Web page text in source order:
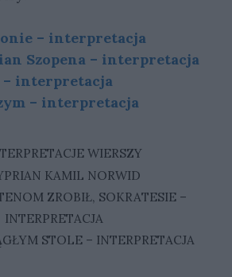
– interpretacja
Szopena – interpretacja
– interpretacja
– interpretacja
WIERSZY
KAMIL NORWID
ZROBIŁ, SOKRATESIE –
INTERPRETACJA
STOLE – INTERPRETACJA